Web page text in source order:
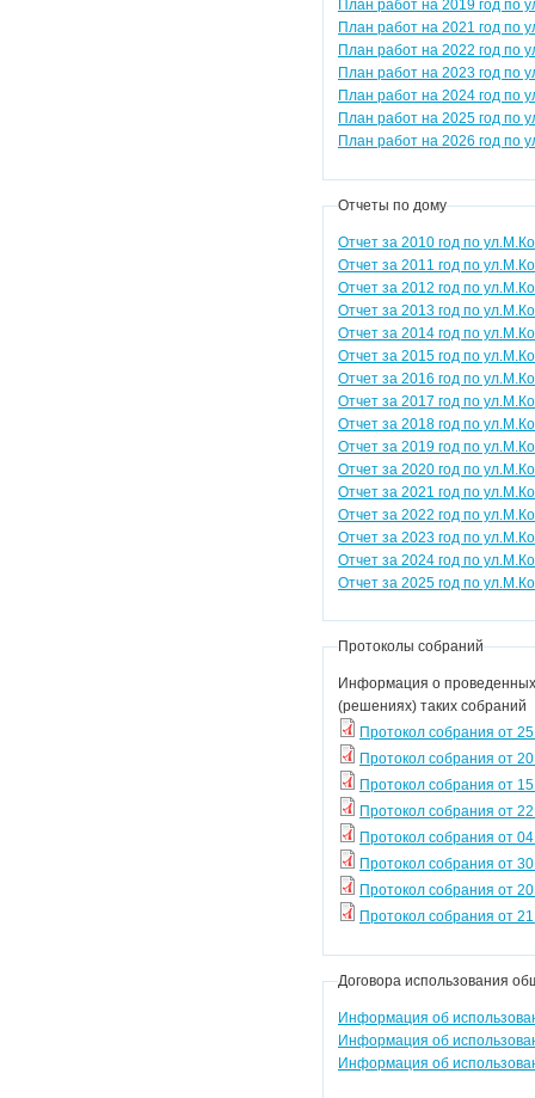
План работ на 2019 год по
План работ на 2021 год по
План работ на 2022 год по
План работ на 2023 год по
План работ на 2024 год по
План работ на 2025 год по
План работ на 2026 год по
Отчеты по дому
Отчет за 2010 год по
Отчет за 2011 год по
Отчет за 2012 год по
Отчет за 2013 год по
Отчет за 2014 год по
Отчет за 2015 год по
Отчет за 2016 год по
Отчет за 2017 год по
Отчет за 2018 год по
Отчет за 2019 год по
Отчет за 2020 год по
Отчет за 2021 год по
Отчет за 2022 год по
Отчет за 2023 год по
Отчет за 2024 год по
Отчет за 2025 год по
Протоколы собраний
Информация о проведенных
(решениях) таких собраний
Протокол собрания от
Протокол собрания от
Протокол собрания от
Протокол собрания от
Протокол собрания от
Протокол собрания от
Протокол собрания от
Протокол собрания от
Договора использования
Информация об
Информация об
Информация об